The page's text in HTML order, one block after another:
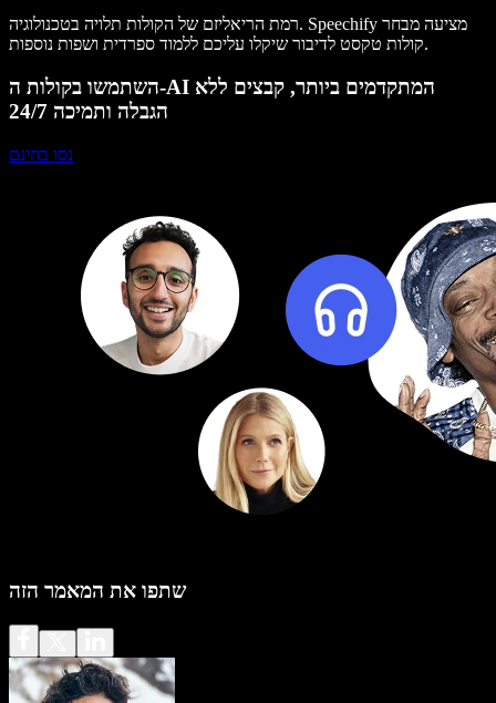
רמת הריאליזם של הקולות תלויה בטכנולוגיה. Speechify מציעה מבחר
קולות טקסט לדיבור שיקלו עליכם ללמוד ספרדית ושפות נוספות.
השתמשו בקולות ה-AI המתקדמים ביותר, קבצים ללא
הגבלה ותמיכה 24/7
נסו בחינם
שתפו את המאמר הזה